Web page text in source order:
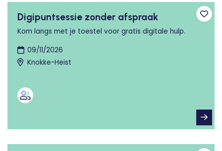
Digipuntsessie zonder afspraak
Kom langs met je toestel voor gratis digitale hulp.
09/11/2026
Knokke-Heist